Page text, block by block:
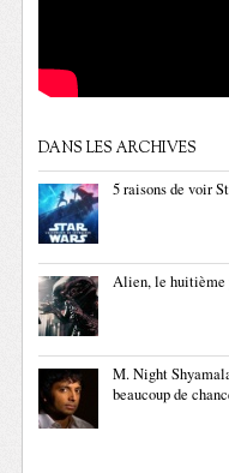
DANS LES ARCHIVES
5 raisons de voir
Alien, le huitième
M. Night
beaucoup de